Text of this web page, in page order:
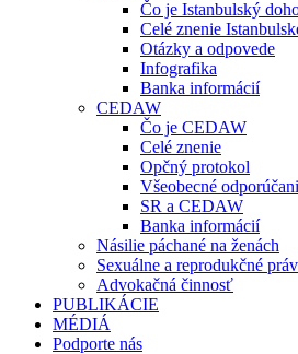
Čo je Istanbulský
Celé znenie
Otázky a odpovede
Infografika
Banka informácií
CEDAW
Čo je CEDAW
Celé znenie
Opčný protokol
Všeobecné
SR a CEDAW
Banka informácií
Násilie páchané na ženách
Sexuálne a reprodukčné
Advokačná činnosť
PUBLIKÁCIE
MÉDIÁ
Podporte nás